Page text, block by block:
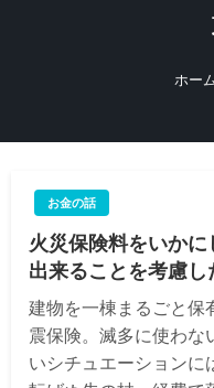
ホー
お金の話
火災保険料をいか
出来ることを考慮し
建物を一棟まるごと保
震保険。滅多に使わな
いシチュエーションに